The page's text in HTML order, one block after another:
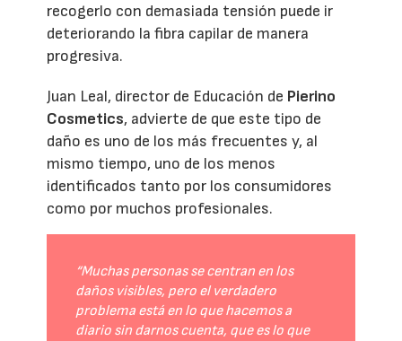
recogerlo con demasiada tensión puede ir
deteriorando la fibra capilar de manera
progresiva.
Juan Leal, director de Educación de Pierino
Cosmetics, advierte de que este tipo de
daño es uno de los más frecuentes y, al
mismo tiempo, uno de los menos
identificados tanto por los consumidores
como por muchos profesionales.
“Muchas personas se centran en los
daños visibles, pero el verdadero
problema está en lo que hacemos a
diario sin darnos cuenta, que es lo que